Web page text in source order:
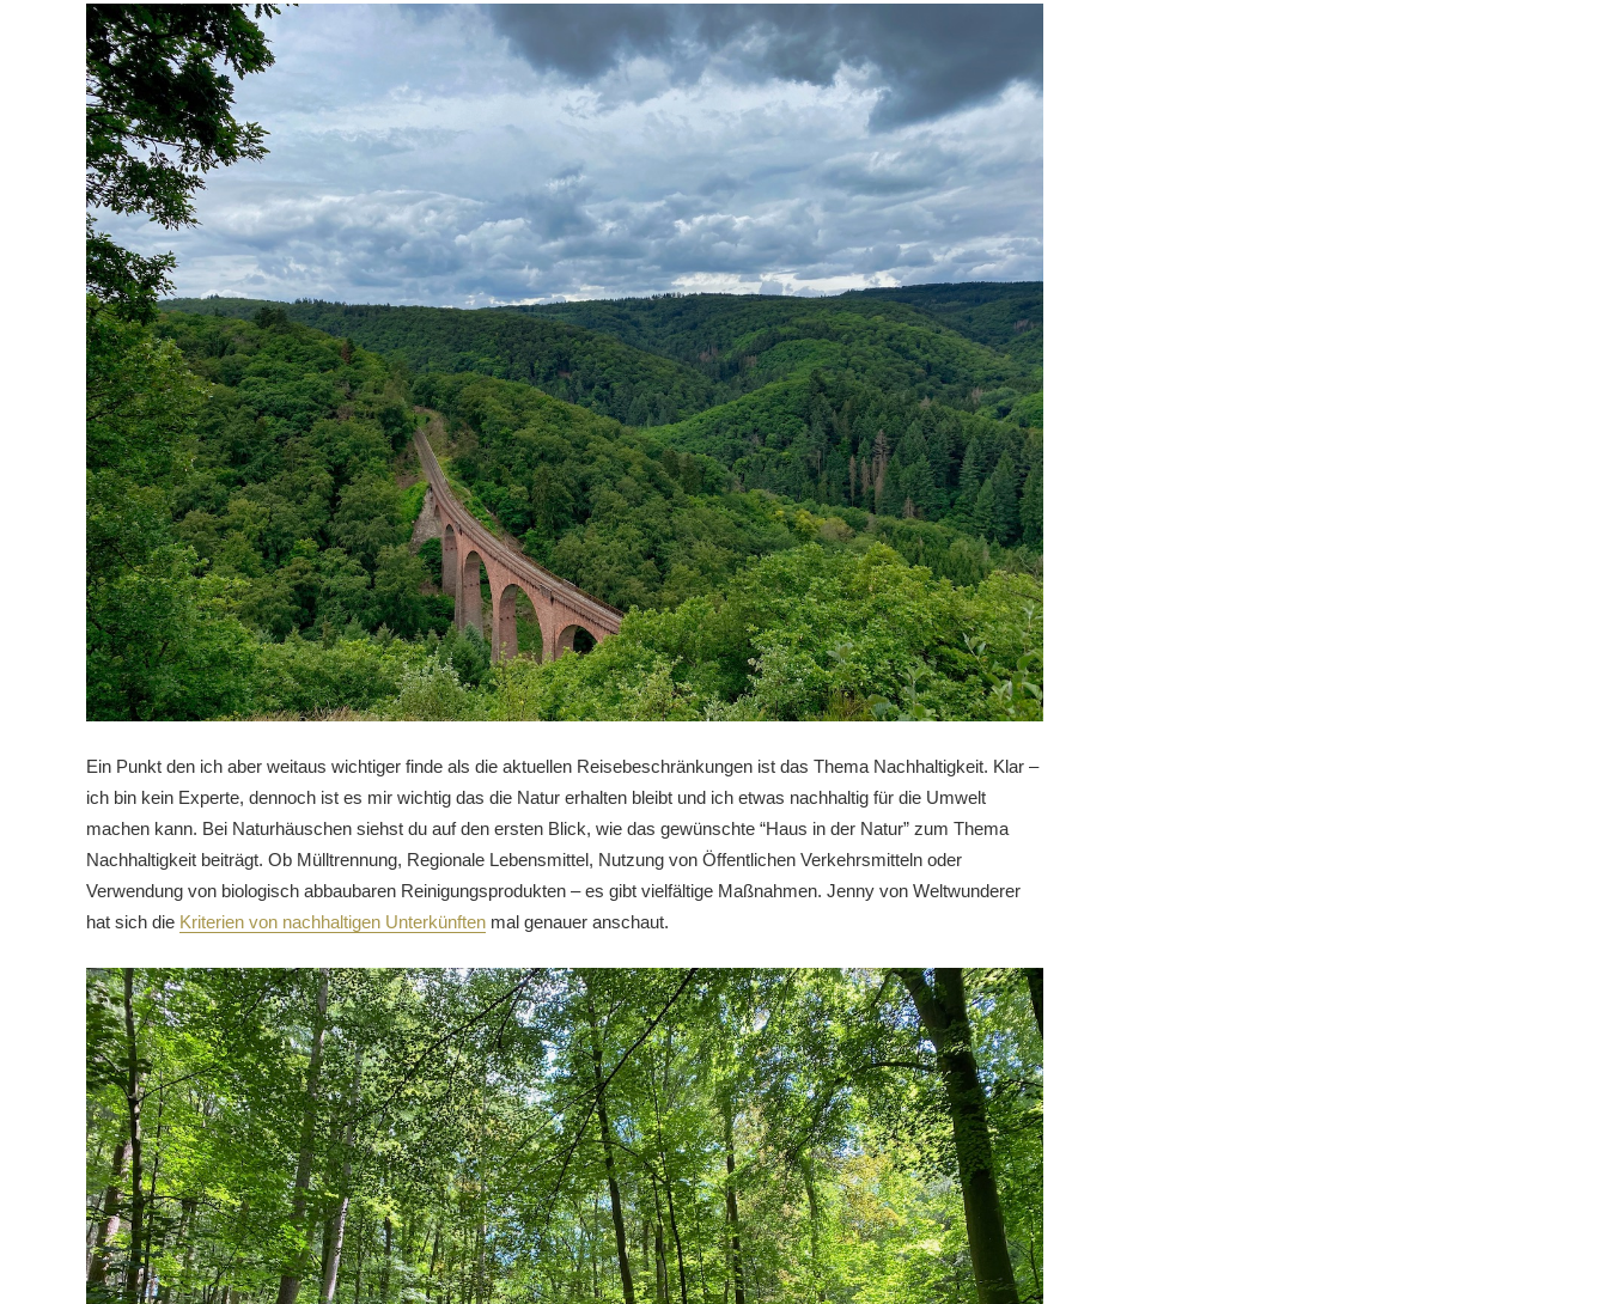
Ein Punkt den ich aber weitaus wichtiger finde als die aktuellen Reisebeschränkungen ist das Thema Nachhaltigkeit. Klar –
ich bin kein Experte, dennoch ist es mir wichtig das die Natur erhalten bleibt und ich etwas nachhaltig für die Umwelt
machen kann. Bei Naturhäuschen siehst du auf den ersten Blick, wie das gewünschte “Haus in der Natur” zum Thema
Nachhaltigkeit beiträgt. Ob Mülltrennung, Regionale Lebensmittel, Nutzung von Öffentlichen Verkehrsmitteln oder
Verwendung von biologisch abbaubaren Reinigungsprodukten – es gibt vielfältige Maßnahmen. Jenny von Weltwunderer
hat sich die Kriterien von nachhaltigen Unterkünften mal genauer anschaut.